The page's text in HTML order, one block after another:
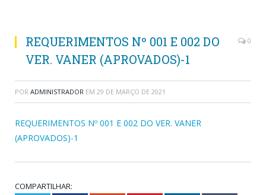
REQUERIMENTOS Nº 001 E 002 DO
VER. VANER (APROVADOS)-1
0
POR ADMINISTRADOR EM 29 DE MARÇO DE 2021
REQUERIMENTOS Nº 001 E 002 DO VER. VANER
(APROVADOS)-1
COMPARTILHAR: